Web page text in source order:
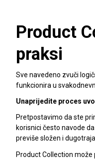
Product
praksi
Sve navedeno zvuči
funkcionira u
Unaprijedite proces
Pretpostavimo da ste
korisnici često navode
previše složen i
Product Collection može